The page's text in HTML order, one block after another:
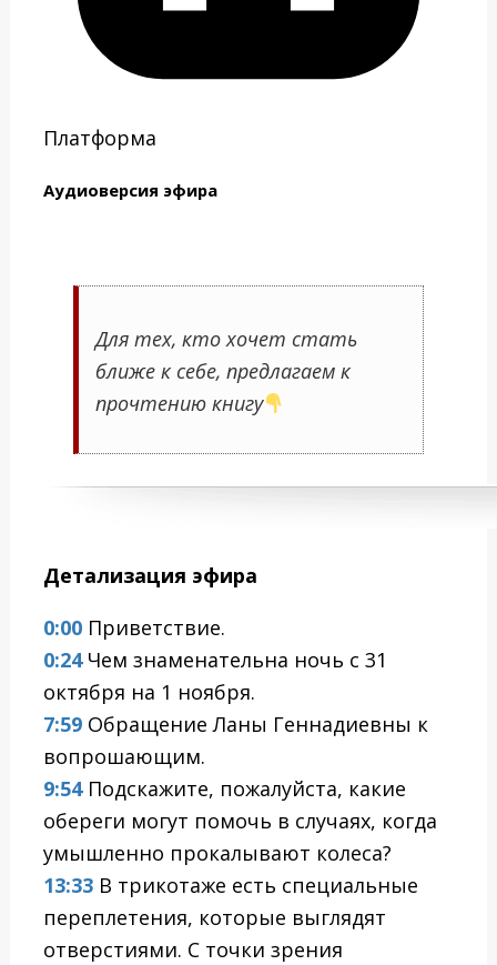
Платформа
Аудиоверсия эфира
Для тех, кто хочет стать
ближе к себе, предлагаем к
прочтению книгу
Детализация эфира
0:00Приветствие.
0:24Чем знаменательна ночь с 31
октября на 1 ноября.
7:59Обращение Ланы Геннадиевны к
вопрошающим.
9:54 Подскажите, пожалуйста, какие
обереги могут помочь в случаях, когда
умышленно прокалывают колеса?
13:33В трикотаже есть специальные
переплетения, которые выглядят
отверстиями. С точки зрения